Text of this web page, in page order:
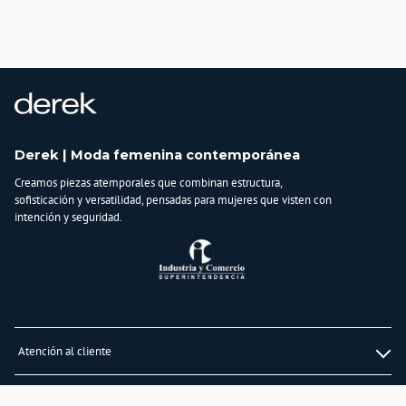
Lavar en máquina, no usar blanqueadores, planchar a temperatura media,
lavar y secar con colores similares
Tela 1:
97% Nylon
3% Spandex - Tela 2:
87% Poliester
Derek | Moda femenina contemporánea
Creamos piezas atemporales que combinan estructura,
sofisticación y versatilidad, pensadas para mujeres que visten con
intención y seguridad.
Atención al cliente